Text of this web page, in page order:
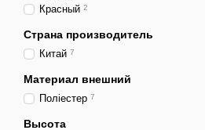
Красный 2
Страна производитель
Китай 7
Материал внешний
Поліестер 7
Высота